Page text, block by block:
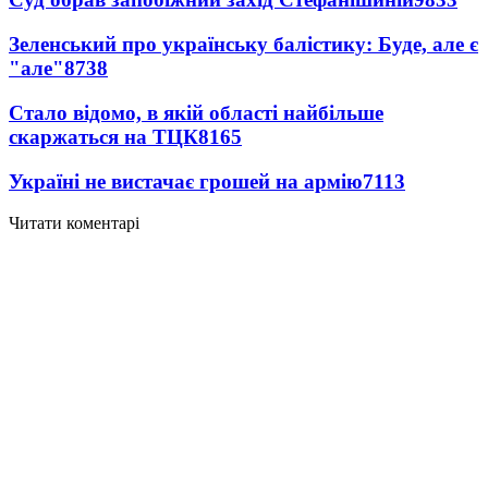
Зеленський про українську балістику: Буде, але є
"але"8738
Стало відомо, в якій області найбільше
скаржаться на ТЦК8165
Україні не вистачає грошей на армію7113
Читати коментарі